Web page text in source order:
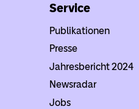
Service
Publikationen
Presse
Jahresbericht 2024
Newsradar
Jobs